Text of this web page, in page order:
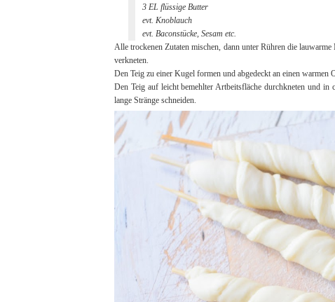
3 EL flüssige Butter
evt. Knoblauch
evt. Baconstücke, Sesam etc.
Alle trockenen Zutaten mischen, dann unter Rühren die
verkneten.
Den Teig zu einer Kugel formen und abgedeckt an einen warmen
Den Teig auf leicht bemehlter Artbeitsfläche durchkneten und
lange Stränge schneiden.